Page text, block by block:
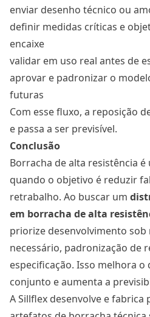
enviar desenho técnico ou
definir medidas críticas e
encaixe
validar em uso real antes de
aprovar e padronizar o
futuras
Com esse fluxo, a reposição
e passa a ser previsível.
Conclusão
Borracha de alta resistência
quando o objetivo é reduzir
retrabalho. Ao buscar um
em borracha de alta
priorize desenvolvimento sob
necessário, padronização de
especificação. Isso melhora o
conjunto e aumenta a
A Sillflex desenvolve e fabrica